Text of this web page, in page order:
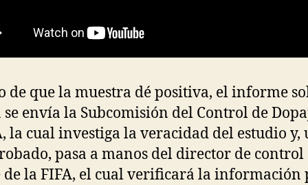
de que la muestra dé positiva, el informe
envía la Subcomisión del Control de
la cual investiga la veracidad del estudio y,
pasa a manos del director de control
de la FIFA, el cual verificará la información